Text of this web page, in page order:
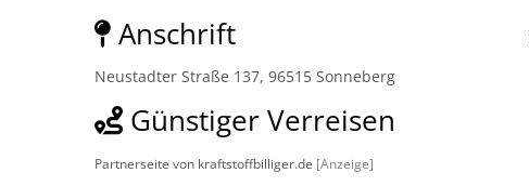
Anschrift
Neustadter Straße 137, 96515 Sonneberg
Günstiger Verreisen
Partnerseite von kraftstoffbilliger.de [Anzeige]